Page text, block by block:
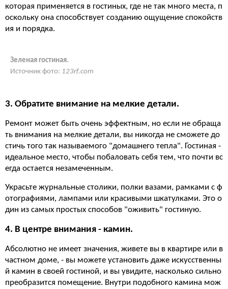
которая применяется в гостиных, где не так много места, п
оскольку она способствует созданию ощущение спокойств
ия и порядка.
Зеленая гостиная.
Источник фото: 123rf.com
3. Обратите внимание на мелкие детали.
Ремонт может быть очень эффектным, но если не обраща
ть внимания на мелкие детали, вы никогда не сможете до
стичь того так называемого "домашнего тепла". Гостиная -
идеальное место, чтобы побаловать себя тем, что почти вс
егда остается незамеченным.
Украсьте журнальные столики, полки вазами, рамками с ф
отографиями, лампами или красивыми шкатулками. Это о
дин из самых простых способов "оживить" гостиную.
4. В центре внимания - камин.
Абсолютно не имеет значения, живете вы в квартире или в
частном доме, - вы можете установить даже искусственны
й камин в своей гостиной, и вы увидите, насколько сильно
преобразится помещение. Внутри подобного камина мож